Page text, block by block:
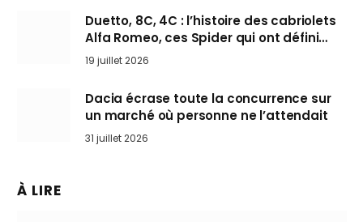
Duetto, 8C, 4C : l’histoire des cabriolets
Alfa Romeo, ces Spider qui ont défini
l’art de rouler cheveux au vent
19 juillet 2026
Dacia écrase toute la concurrence sur
un marché où personne ne l’attendait
31 juillet 2026
À LIRE